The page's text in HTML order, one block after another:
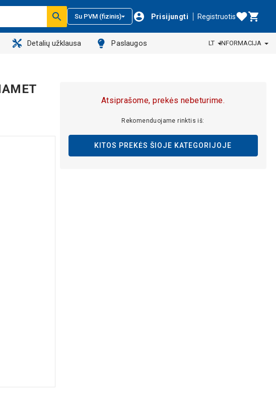
Su PVM (fizinis) Prisijungti Registruotis
Detalių užklausa Paslaugos LT INFORMACIJA
Atsiprašome, prekės nebeturime.
Rekomenduojame rinktis iš:
KITOS PREKĖS ŠIOJE KATEGORIJOJE